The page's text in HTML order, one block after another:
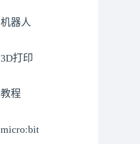
机器人
3D打印
教程
micro:bit